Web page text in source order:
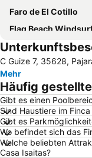
Faro de El Cotillo
Flag Beach Windsurf und
Faro de Jandia
Strand von Cofete
Puerto de la Cruz
Strand von Gran
Porto di Puerto del
Strand von la Pared
Dunas de Corralejo
C Guize 7, 35628,
Mehr
Häufig
Gibt es einen
Sind Haustiere im
Gibt es
Wo befindet sich das
Welche beliebten
Casa Isaitas?